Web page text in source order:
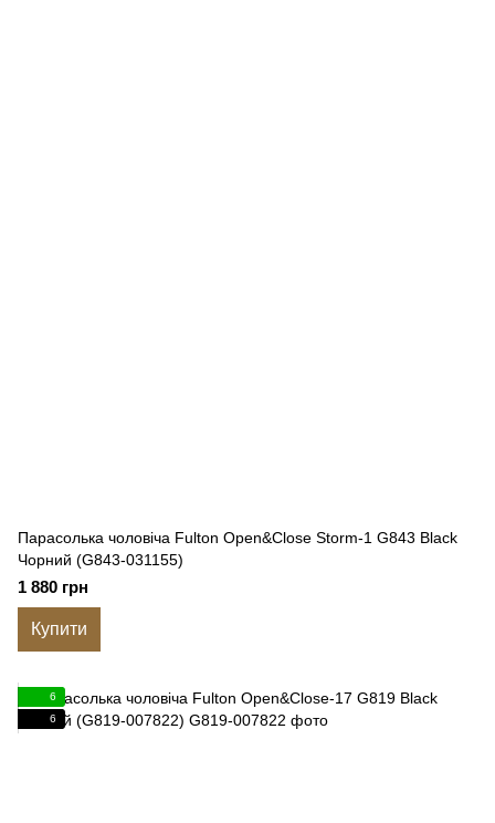
Парасолька чоловіча Fulton Open&Close Storm-1 G843 Black
Чорний (G843-031155)
1 880 грн
Купити
6
6